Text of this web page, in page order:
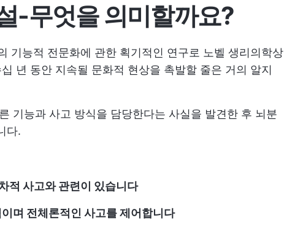
-무엇을 의미할까요?
기능적 전문화에 관한 획기적인 연구로 노벨 생리의학상
년 동안 지속될 문화적 현상을 촉발할 줄은 거의 알지
기능과 사고 방식을 담당한다는 사실을 발견한 후 뇌분
다.
적 사고와 관련이 있습니다
며 전체론적인 사고를 제어합니다